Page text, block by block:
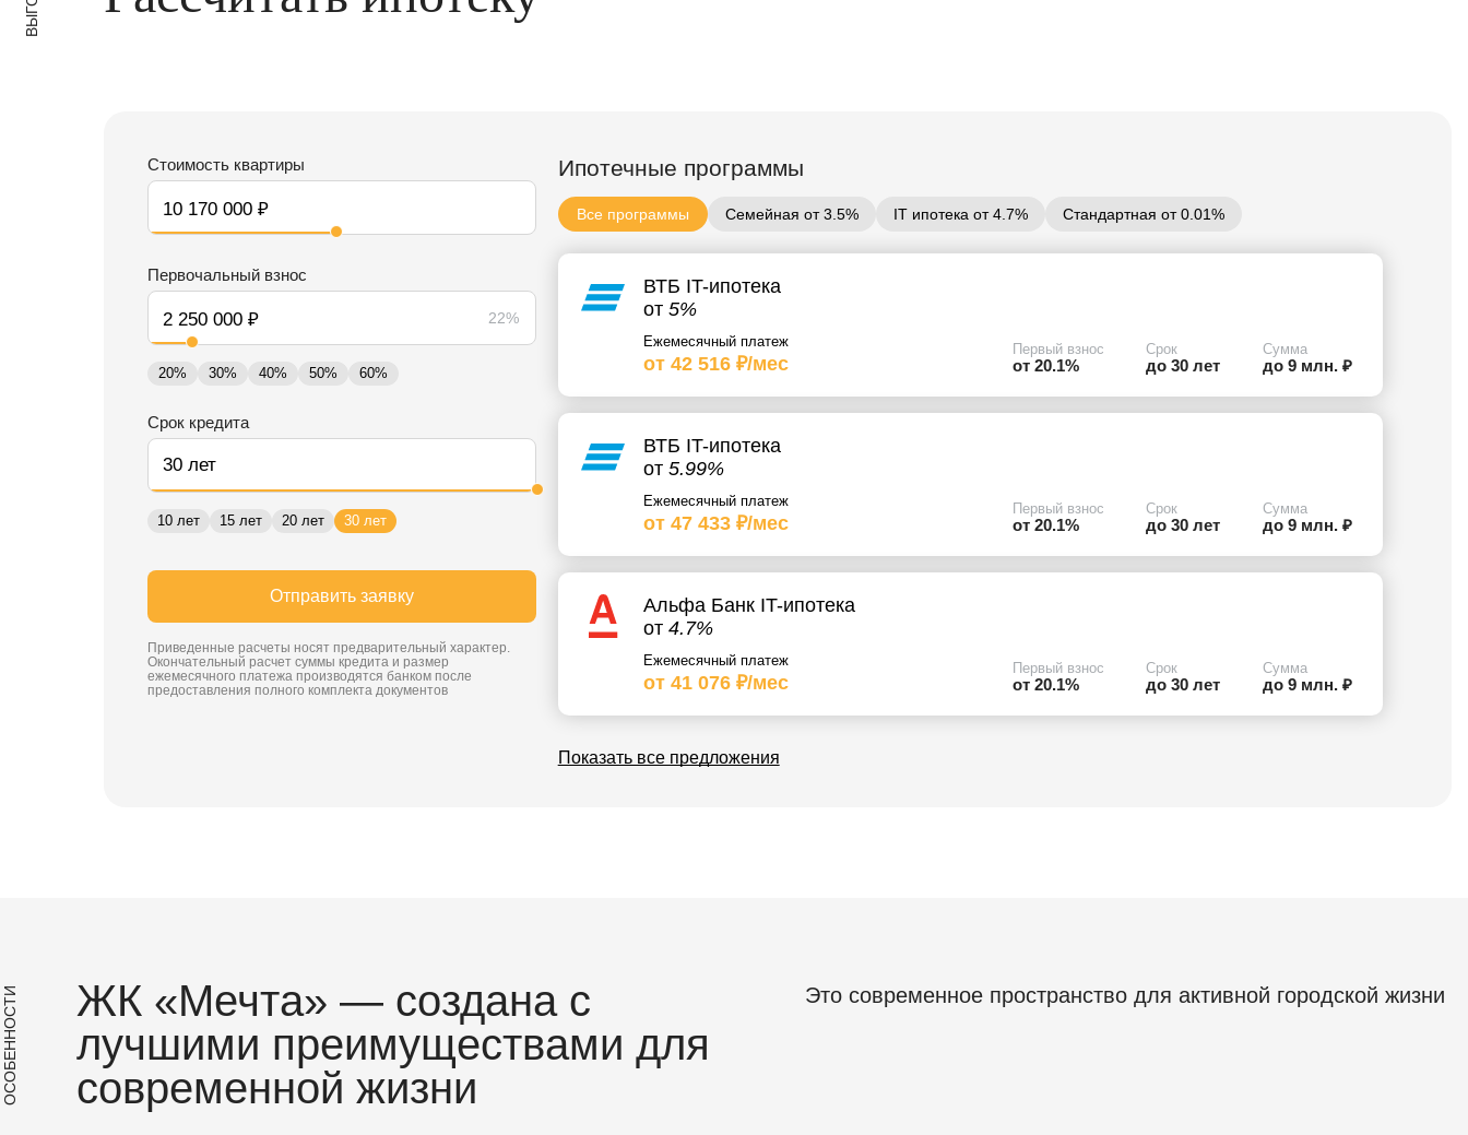
Стоимость квартиры
Первочальный взнос
22%
20% 30% 40% 50% 60%
Срок кредита
10 лет 15 лет 20 лет 30 лет
Отправить заявку
Приведенные расчеты носят предварительный характер.
Окончательный расчет суммы кредита и размер
ежемесячного платежа производятся банком после
предоставления полного комплекта документов
Ипотечные программы
Все программы Семейная от 3.5% IT ипотека от 4.7% Стандартная от 0.01%
ВТБ IT-ипотека
от 5%
Ежемесячный платеж
от 42 516 ₽/мес
Первый взнос
от 20.1%
Срок
до 30 лет
Сумма
до 9 млн. ₽
ВТБ IT-ипотека
от 5.99%
Ежемесячный платеж
от 47 433 ₽/мес
Первый взнос
от 20.1%
Срок
до 30 лет
Сумма
до 9 млн. ₽
Альфа Банк IT-ипотека
от 4.7%
Ежемесячный платеж
от 41 076 ₽/мес
Первый взнос
от 20.1%
Срок
до 30 лет
Сумма
до 9 млн. ₽
Показать все предложения
ОСОБЕННОСТИ
ЖК «Мечта» — создана с
лучшими преимуществами для
современной жизни
Это современное пространство для активной городской жизни